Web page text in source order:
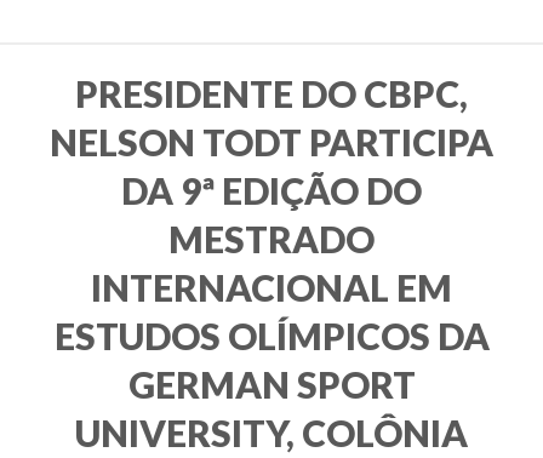
PRESIDENTE DO CBPC,
NELSON TODT PARTICIPA
DA 9ª EDIÇÃO DO
MESTRADO
INTERNACIONAL EM
ESTUDOS OLÍMPICOS DA
GERMAN SPORT
UNIVERSITY, COLÔNIA